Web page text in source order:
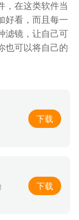
，在这类软件当
好看，而且每一
滤镜，让自己可
也可以将自己的
下载
下载